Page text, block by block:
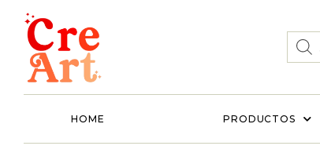
HOME PRODUCTOS